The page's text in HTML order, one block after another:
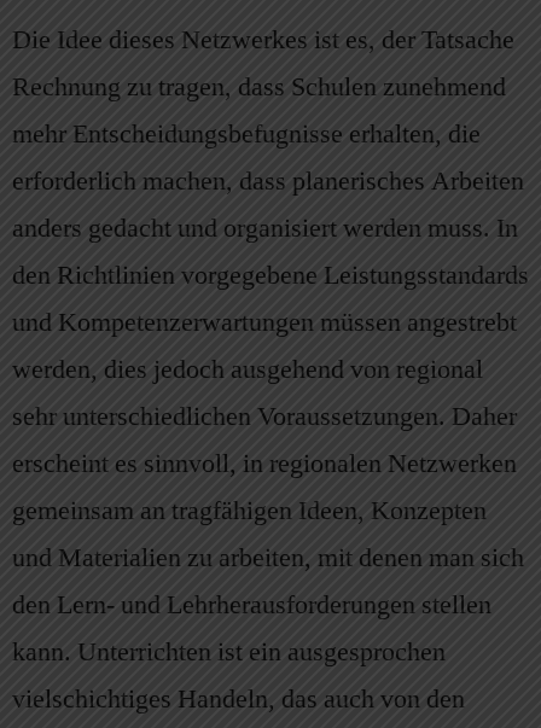
Die Idee dieses Netzwerkes ist es, der Tatsache
Rechnung zu tragen, dass Schulen zunehmend
mehr Entscheidungsbefugnisse erhalten, die
erforderlich machen, dass planerisches Arbeiten
anders gedacht und organisiert werden muss. In
den Richtlinien vorgegebene Leistungsstandards
und Kompetenzerwartungen müssen angestrebt
werden, dies jedoch ausgehend von regional
sehr unterschiedlichen Voraussetzungen. Daher
erscheint es sinnvoll, in regionalen Netzwerken
gemeinsam an tragfähigen Ideen, Konzepten
und Materialien zu arbeiten, mit denen man sich
den Lern- und Lehrherausforderungen stellen
kann. Unterrichten ist ein ausgesprochen
vielschichtiges Handeln, das auch von den